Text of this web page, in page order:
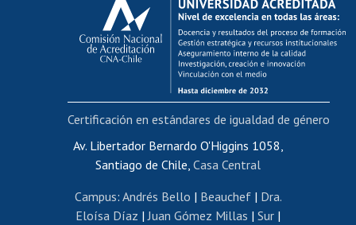
Postulación al AUCAI
Funcionarias/os
Cursos internos de capacitación
Bienestar del personal
Portal de movilidad interna
Certificado de renta
Certificado de renta honorarios
Editar páginas blancas
Av. Libertador Bernardo O'Higgins 1058,
Santiago de Chile, Casa Central
Campus: Andrés Bello | Beauchef| Dra.
Eloísa Díaz | Juan Gómez Millas | Sur |
Certificación en estándares de igualdad de género